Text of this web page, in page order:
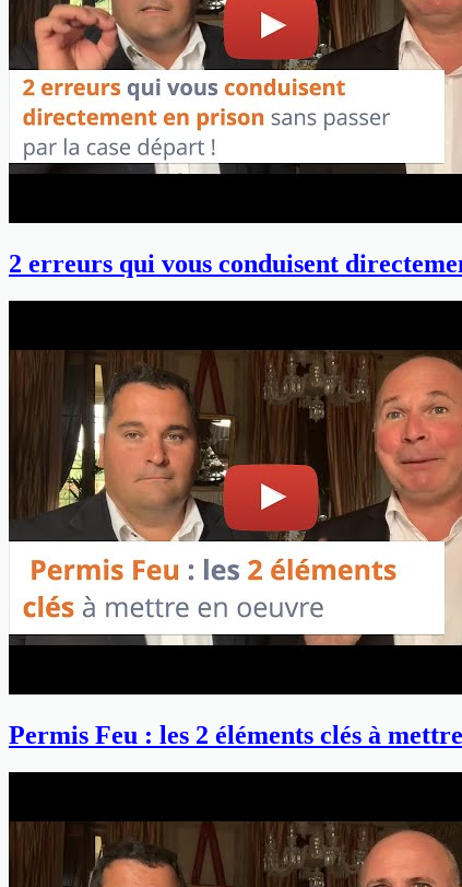
2 erreurs qui vous conduisent
Permis Feu : les 2 éléments clés à